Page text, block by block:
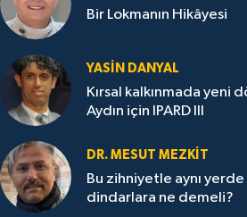
Bir Lokmanın Hikâyesi
YASIN DANYAL
Kırsal kalkınmada yeni
Aydın için IPARD III
DR. MESUT MEZKIT
Bu zihniyetle aynı
dindarlara ne demeli?